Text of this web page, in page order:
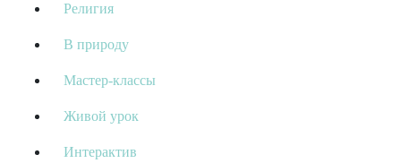
Религия
В природу
Мастер-классы
Живой урок
Интерактив